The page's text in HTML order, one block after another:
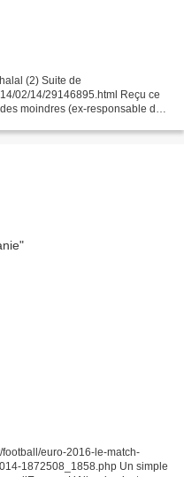
(2) Suite de
02/14/29146895.html Reçu ce
moindres (ex-responsable du
euro-2016-le-match-
1872508_1858.php Un simple